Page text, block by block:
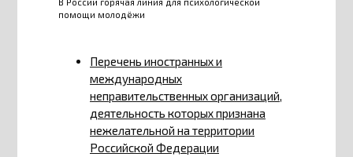
помощи молодёжи
Перечень иностранных и
международных
неправительственных организаций,
деятельность которых признана
нежелательной на территории
Российской Федерации